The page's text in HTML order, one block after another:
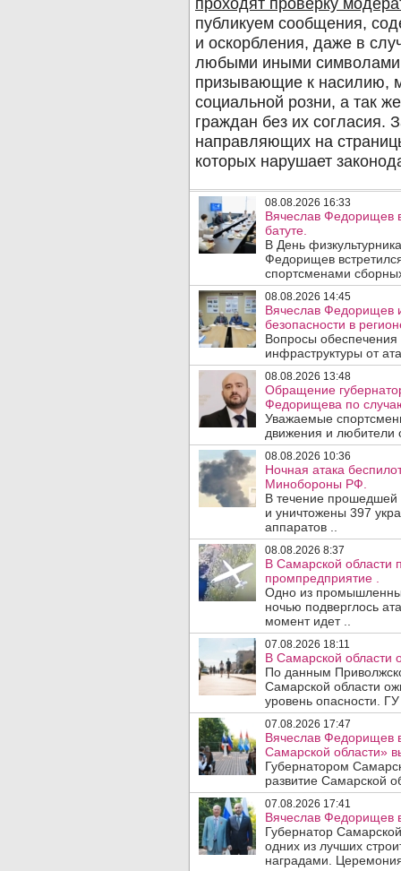
08.08.2026 16:33
Вячеслав Федорищев
батуте.
В День
Федорищев
спортсменами
08.08.2026 14:45
Вячеслав Федорищев
безопасности в
Вопросы обеспечения
инфраструктуры от
08.08.2026 13:48
Обращение
Федорищева по
Уважаемые
движения и любители
08.08.2026 10:36
Ночная атака
Минобороны РФ.
В течение
и уничтожены 397
аппаратов ..
08.08.2026 8:37
В Самарской области
промпредприятие .
Одно из
ночью подверглось
момент идет ..
07.08.2026 18:11
В Самарской области
По данным
Самарской области
уровень опасности.
07.08.2026 17:47
Вячеслав Федорищев
Самарской области»
Губернатором
развитие Самарской
07.08.2026 17:41
Вячеслав Федорищев
Губернатор
одних из лучших
наградами.